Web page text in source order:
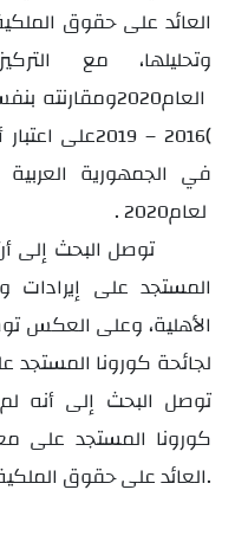
العائد على حقوق
وتحليلها، مع
2020
(
2016
–
2019
في الجمهورية العربية
2020
.
توصل البحث إلى
المستجد على إيرادات
الأهلية، وعلى العكس
لجائحة كورونا المستجد
توصل البحث إلى أنه
كورونا المستجد على
العائد على حقوق الملكية للشركة الأهلية.